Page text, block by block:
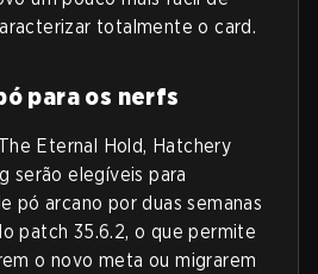
totalmente o card.
para os nerfs
Eternal Hold, Hatchery
serão elegíveis para
pó arcano por duas semanas
patch 35.6.2, o que permite
o novo meta ou migrarem